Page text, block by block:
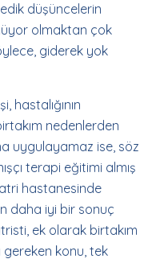
düşüncelerin
olmaktan çok
giderek yok
hastalığının
nedenlerden
uygulayamaz ise, söz
terapi eğitimi almış
hastanesinde
daha iyi bir sonuç
ek olarak birtakım
gereken konu, tek